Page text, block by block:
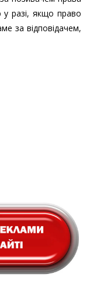
разі, якщо право
за відповідачем,